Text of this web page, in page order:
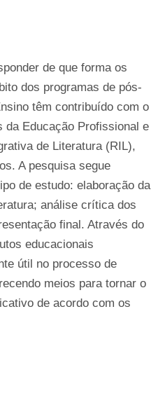
de que forma os
dos programas de pós-
têm contribuído com o
da Educação Profissional e
de Literatura (RIL),
A pesquisa segue
de estudo: elaboração da
análise crítica dos
final. Através do
educacionais
útil no processo de
meios para tornar o
de acordo com os